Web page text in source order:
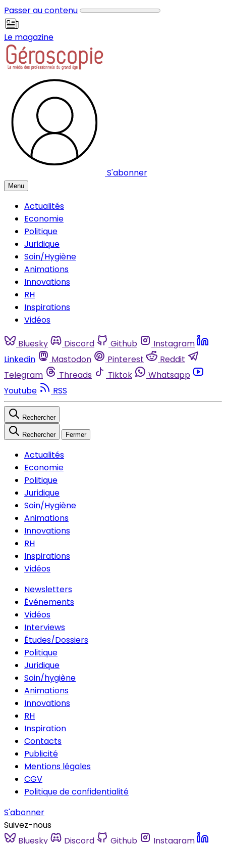
Passer au contenu
Le magazine
S'abonner
Menu
Actualités
Economie
Politique
Juridique
Soin/Hygiène
Animations
Innovations
RH
Inspirations
Vidéos
Bluesky Discord Github
Instagram
Linkedin
Mastodon Pinterest
Reddit
Telegram
Threads Tiktok
Whatsapp
Youtube
RSS
Rechercher
Rechercher Fermer
Actualités
Economie
Politique
Juridique
Soin/Hygiène
Animations
Innovations
RH
Inspirations
Vidéos
Newsletters
Événements
Vidéos
Interviews
Études/Dossiers
Politique
Juridique
Soin/hygiène
Animations
Innovations
RH
Inspiration
Contacts
Publicité
Mentions légales
CGV
Politique de confidentialité
S'abonner
Suivez-nous
Bluesky
Discord Github
Instagram
Panneau de gestion des cookies